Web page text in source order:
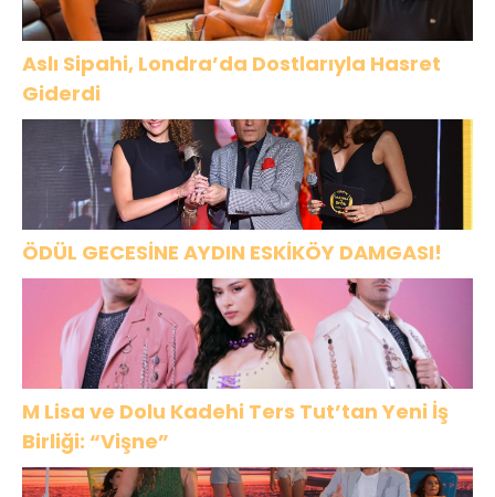
Aslı Sipahi, Londra’da Dostlarıyla Hasret
Giderdi
ÖDÜL GECESİNE AYDIN ESKİKÖY DAMGASI!
M Lisa ve Dolu Kadehi Ters Tut’tan Yeni İş
Birliği: “Vişne”